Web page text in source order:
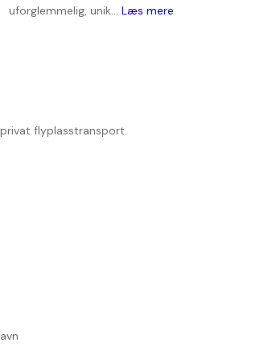
uforglemmelig, unik... Læs mere
flyplasstransport.